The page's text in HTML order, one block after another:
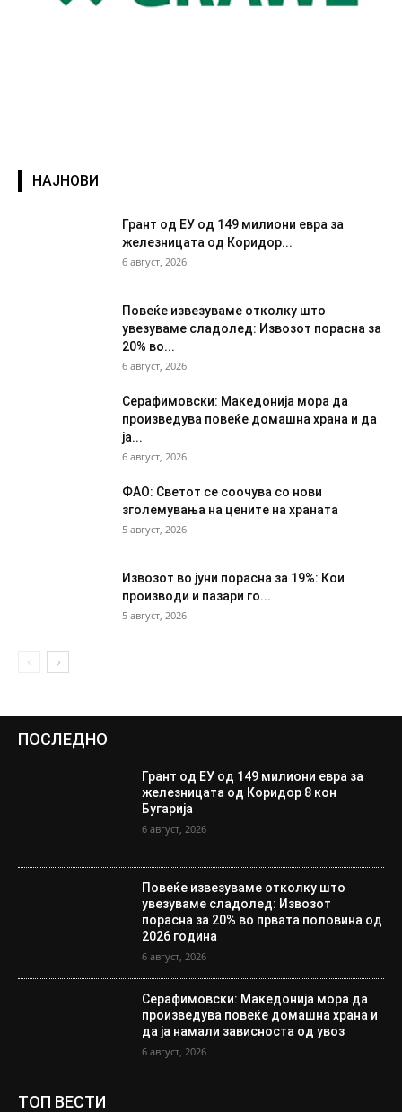
НАЈНОВИ
Грант од ЕУ од 149 милиони евра за
железницата од Коридор...
6 август, 2026
Повеќе извезуваме отколку што
увезуваме сладолед: Извозот порасна за
20% во...
6 август, 2026
Серафимовски: Македонија мора да
произведува повеќе домашна храна и да
ја...
6 август, 2026
ФАО: Светот се соочува со нови
зголемувања на цените на храната
5 август, 2026
Извозот во јуни порасна за 19%: Кои
производи и пазари го...
5 август, 2026
ПОСЛЕДНО
Грант од ЕУ од 149 милиони евра за
железницата од Коридор 8 кон
Бугарија
6 август, 2026
Повеќе извезуваме отколку што
увезуваме сладолед: Извозот
порасна за 20% во првата половина од
2026 година
6 август, 2026
Серафимовски: Македонија мора да
произведува повеќе домашна храна и
да ја намали зависноста од увоз
6 август, 2026
ТОП ВЕСТИ